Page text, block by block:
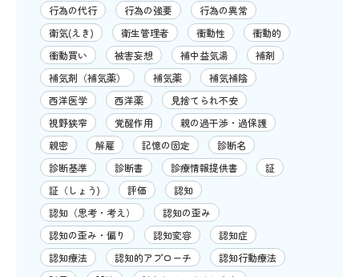
行為の代行
行為の強要
行為の異常
衛気(えき)
衛生管理者 衝動性
衝動的
衝動買い
被害妄想 補中益気湯
補剤
補気剤（補気薬）
補気薬
補気補陰
西洋医学
西洋薬
見捨てられ不安
視野狭窄
覚醒作用
親の過干渉・過保護
親密
解雇 記憶の固定
診断名
診断基準
診断書 診療情報提供書
証
証（しょう)
評価
認知
認知（思考・考え）
認知の歪み
認知の歪み・偏り
認知変容
認知症
認知療法
認知的アプローチ
認知行動療法